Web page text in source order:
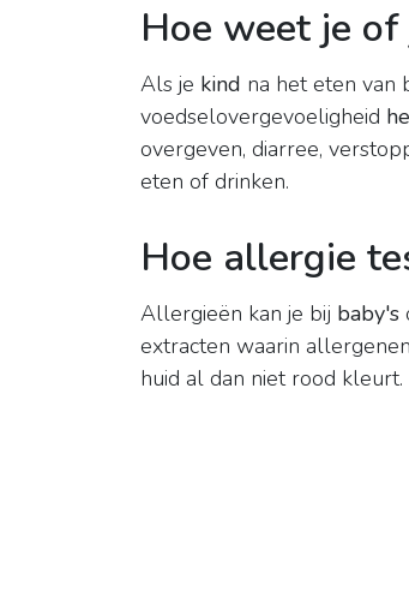
Hoe weet je
Als je kind na het eten van
voedselovergevoeligheid
overgeven, diarree,
eten of drinken.
Hoe allergie
Allergieën kan je bij baby's
extracten waarin
huid al dan niet rood